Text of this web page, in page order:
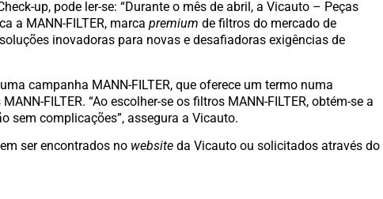
up, pode ler-se: “Durante o mês de abril, a Vicauto – Peças
a MANN-FILTER, marcapremium de filtros do mercado de
inovadoras para novas e desafiadoras exigências de
campanha MANN-FILTER, que oferece um termo numa
FILTER. “Ao escolher-se os filtros MANN-FILTER, obtém-se a
sem complicações”, assegura a Vicauto.
ser encontrados no website da Vicauto ou solicitados através do